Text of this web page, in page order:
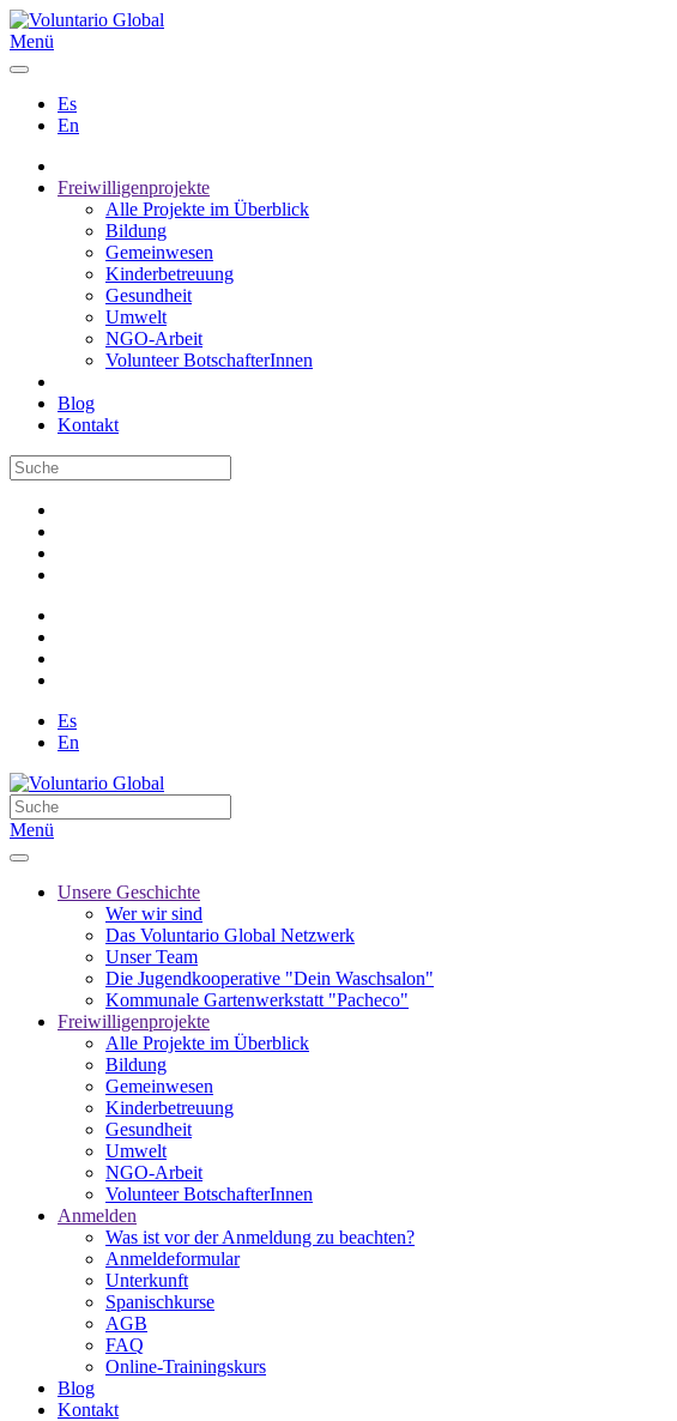
Menü
Es
En
Freiwilligenprojekte
Alle Projekte im Überblick
Bildung
Gemeinwesen
Kinderbetreuung
Gesundheit
Umwelt
NGO-Arbeit
Volunteer BotschafterInnen
Blog
Kontakt
Es
En
Menü
Unsere Geschichte
Wer wir sind
Das Voluntario Global Netzwerk
Unser Team
Die Jugendkooperative "Dein Waschsalon"
Kommunale Gartenwerkstatt "Pacheco"
Freiwilligenprojekte
Alle Projekte im Überblick
Bildung
Gemeinwesen
Kinderbetreuung
Gesundheit
Umwelt
NGO-Arbeit
Volunteer BotschafterInnen
Anmelden
Was ist vor der Anmeldung zu beachten?
Anmeldeformular
Unterkunft
Spanischkurse
AGB
FAQ
Online-Trainingskurs
Blog
Kontakt